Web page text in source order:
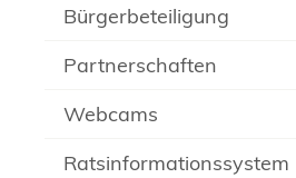
Bürgerbeteiligung
Partnerschaften
Webcams
Ratsinformationssystem